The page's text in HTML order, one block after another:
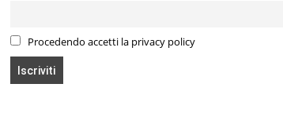
Procedendo accetti la privacy policy